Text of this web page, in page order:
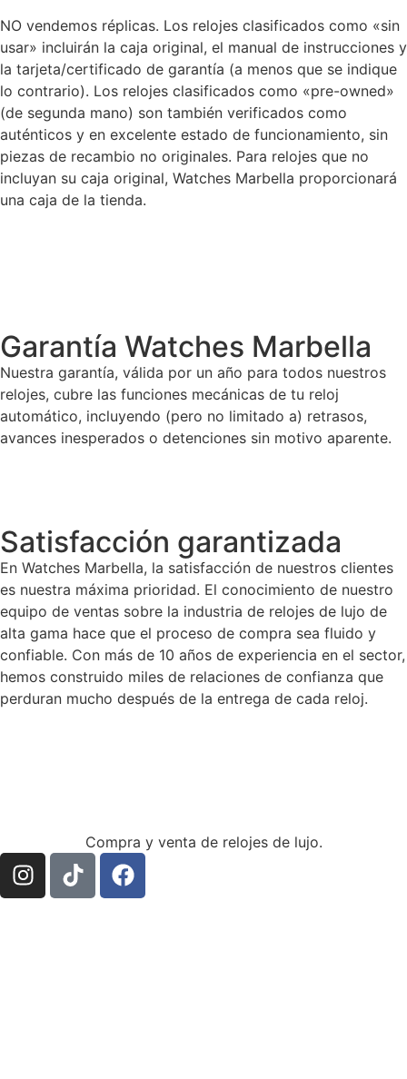
NO vendemos réplicas. Los relojes clasificados como «sin
usar» incluirán la caja original, el manual de instrucciones y
la tarjeta/certificado de garantía (a menos que se indique
lo contrario). Los relojes clasificados como «pre-owned»
(de segunda mano) son también verificados como
auténticos y en excelente estado de funcionamiento, sin
piezas de recambio no originales. Para relojes que no
incluyan su caja original, Watches Marbella proporcionará
una caja de la tienda.
Garantía Watches Marbella
Nuestra garantía, válida por un año para todos nuestros
relojes, cubre las funciones mecánicas de tu reloj
automático, incluyendo (pero no limitado a) retrasos,
avances inesperados o detenciones sin motivo aparente.
Satisfacción garantizada
En Watches Marbella, la satisfacción de nuestros clientes
es nuestra máxima prioridad. El conocimiento de nuestro
equipo de ventas sobre la industria de relojes de lujo de
alta gama hace que el proceso de compra sea fluido y
confiable. Con más de 10 años de experiencia en el sector,
hemos construido miles de relaciones de confianza que
perduran mucho después de la entrega de cada reloj.
Compra y venta de relojes de lujo.